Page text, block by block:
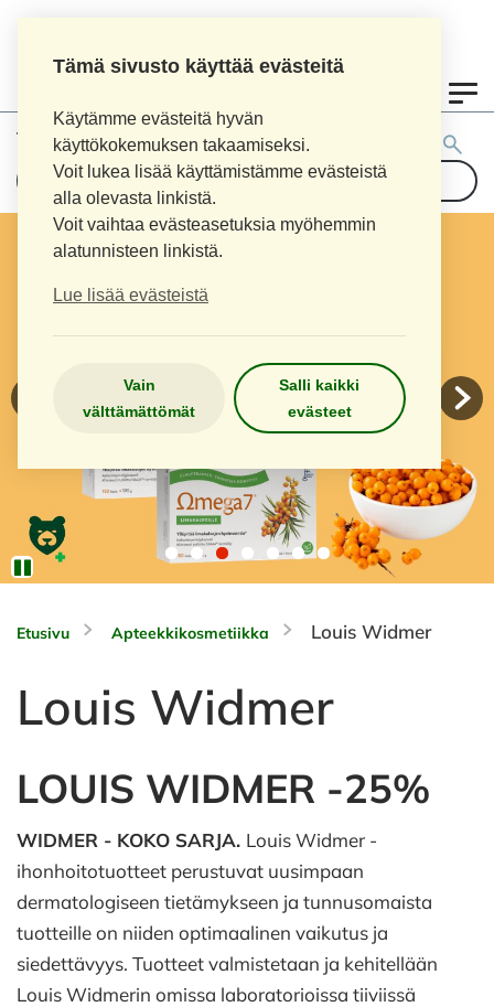
Tämä sivusto käyttää evästeitä
Käytämme evästeitä hyvän
käyttökokemuksen takaamiseksi.
Voit lukea lisää käyttämistämme evästeistä
alla olevasta linkistä.
Voit vaihtaa evästeasetuksia myöhemmin
alatunnisteen linkistä.
Lue lisää evästeistä
Vain
välttämättömät
Salli kaikki
evästeet
Tuotehaku:
Etusivu Apteekkikosmetiikka Louis Widmer
Louis Widmer
LOUIS WIDMER -25%
WIDMER - KOKO SARJA. Louis Widmer -
ihonhoitotuotteet perustuvat uusimpaan
dermatologiseen tietämykseen ja tunnusomaista
tuotteille on niiden optimaalinen vaikutus ja
siedettävyys. Tuotteet valmistetaan ja kehitellään
Louis Widmerin omissa laboratorioissa tiiviissä